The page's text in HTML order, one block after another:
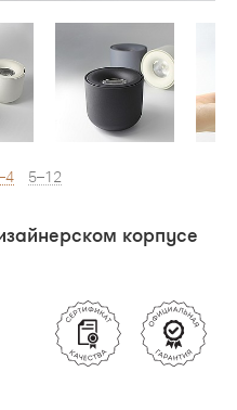
5–12
корпусе